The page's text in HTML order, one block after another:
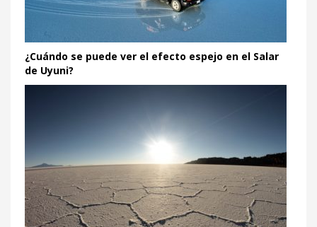
¿Cuándo se puede ver el efecto espejo en el Salar
de Uyuni?